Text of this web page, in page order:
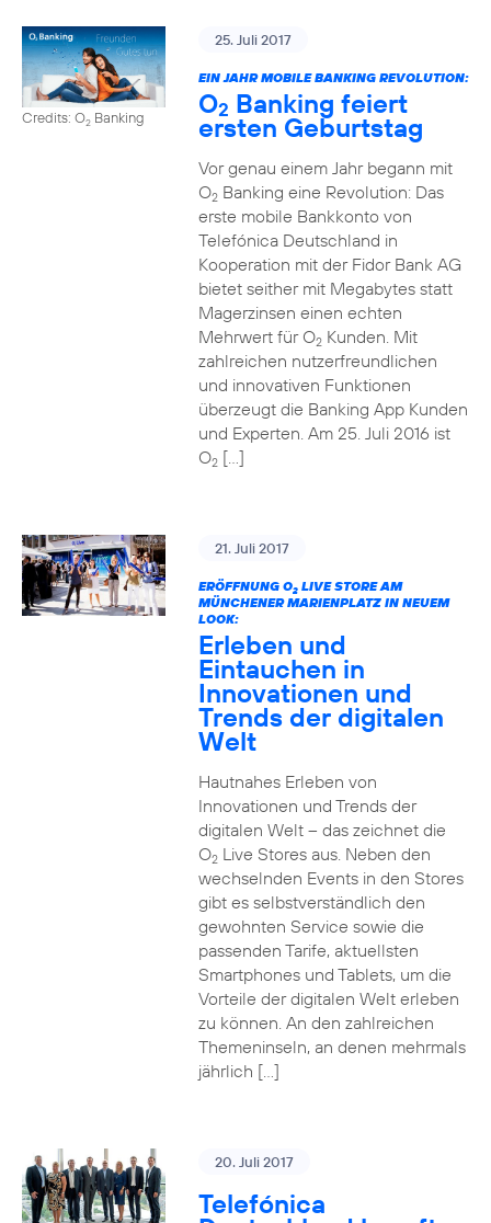
Credits: O2 Banking
25. Juli 2017
EIN JAHR MOBILE BANKING REVOLUTION:
O2 Banking feiert
ersten Geburtstag
Vor genau einem Jahr begann mit
O2Banking eine Revolution: Das
erste mobile Bankkonto von
Telefónica Deutschland in
Kooperation mit der Fidor Bank AG
bietet seither mit Megabytes statt
Magerzinsen einen echten
Mehrwert für O2Kunden. Mit
zahlreichen nutzerfreundlichen
und innovativen Funktionen
überzeugt die Banking App Kunden
und Experten. Am 25. Juli 2016 ist
O2[…]
21. Juli 2017
ERÖFFNUNG O2LIVE STORE AM
MÜNCHENER MARIENPLATZ IN NEUEM
LOOK:
Erleben und
Eintauchen in
Innovationen und
Trends der digitalen
Welt
Hautnahes Erleben von
Innovationen und Trends der
digitalen Welt – das zeichnet die
O2Live Stores aus. Neben den
wechselnden Events in den Stores
gibt es selbstverständlich den
gewohnten Service sowie die
passenden Tarife, aktuellsten
Smartphones und Tablets, um die
Vorteile der digitalen Welt erleben
zu können. An den zahlreichen
Themeninseln, an denen mehrmals
jährlich […]
20. Juli 2017
Telefónica